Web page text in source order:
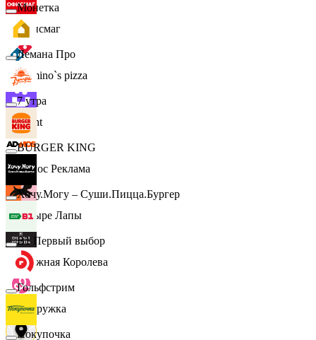
Офисмаг
Domino`s pizza
Urent
Эдмос Реклама
Четыре Лапы
Снежная Королева
Подружка
Монетка
Лемана Про
7 утра
BURGER KING
Хочу.Могу – Суши.Пицца.Бургер
B1 Первый выбор
Гольфстрим
Покупочка